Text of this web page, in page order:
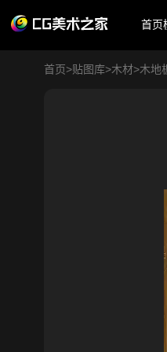
首页
首页>贴图库>木材>木地